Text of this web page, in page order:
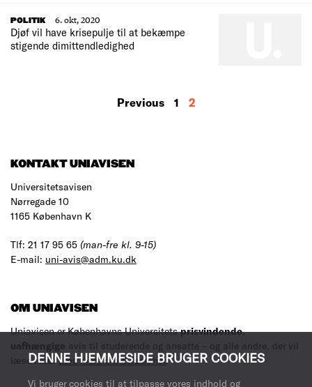
DENNE HJEMMESIDE BRUGER COOKIES
Vi bruger cookies til at tilpasse vores indhold og
POLITIK
6. okt, 2020
Djøf vil have krisepulje til at bekæmpe
stigende dimittendledighed
Previous 1 2
KONTAKT UNIAVISEN
Universitetsavisen
Nørregade 10
1165 København K
Tlf: 21 17 95 65 (man-fre kl. 9-15)
E-mail: uni-avis@adm.ku.dk
OM UNIAVISEN
Uniavisen er Københavns Universitetsprisvindende,
uafhængige avis til studerende og ansatte – og alle andre, der vil
læse med.Læs mere om avisen her.